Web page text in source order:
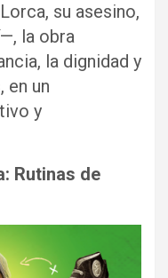
su asesino,
la obra
la dignidad y
en un
y
Rutinas de